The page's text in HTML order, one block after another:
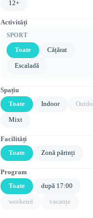
12+
Activități
SPORT
Toate Cățărat
Escaladă
Spațiu
Toate
Indoor
Mixt
Facilități
Toate
Zonă părinți
Program
Toate
după 17:00
weekend vacanțe